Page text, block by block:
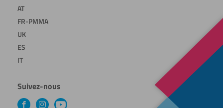
AT
FR-PMMA
UK
ES
IT
Suivez-nous